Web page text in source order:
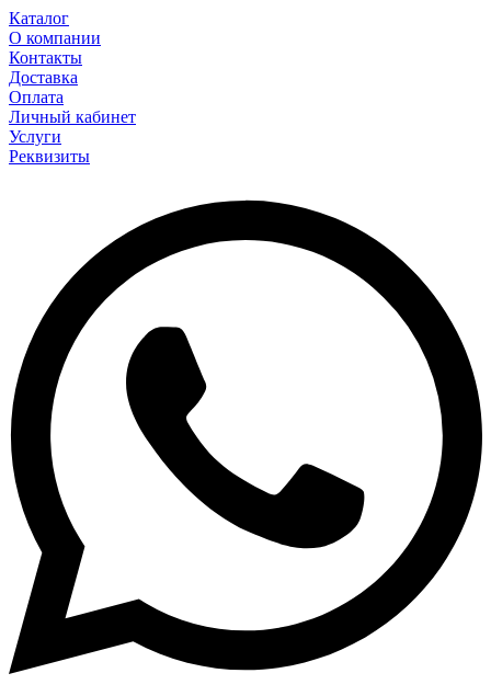
Каталог
О компании
Контакты
Доставка
Оплата
Личный кабинет
Услуги
Реквизиты